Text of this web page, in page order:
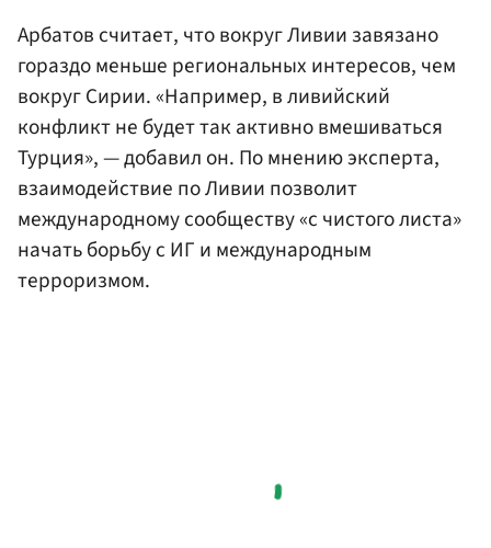
Арбатов считает, что вокруг Ливии завязано
гораздо меньше региональных интересов, чем
вокруг Сирии. «Например, в ливийский
конфликт не будет так активно вмешиваться
Турция», — добавил он. По мнению эксперта,
взаимодействие по Ливии позволит
международному сообществу «с чистого листа»
начать борьбу с ИГ и международным
терроризмом.